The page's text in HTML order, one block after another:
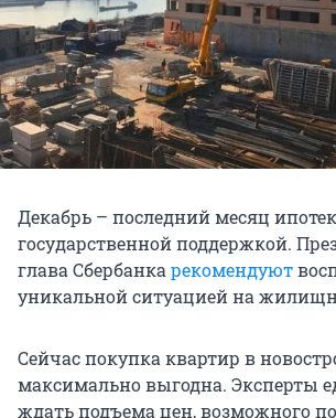
Декабрь – последний месяц
государственной поддержкой.
глава Сбербанкарекомендуют
уникальной ситуацией на
Сейчас покупка квартир в
максимально выгодна. Эксперты
ждать подъема цен, возможного